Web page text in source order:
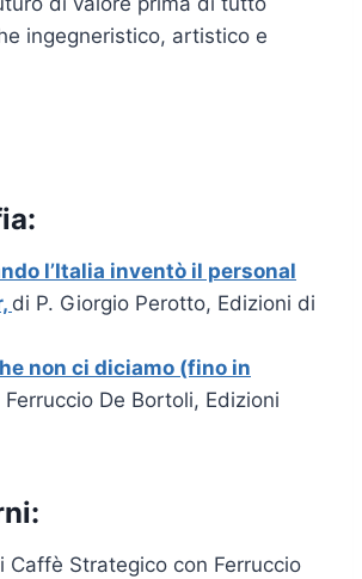
ingegneristico, artistico e
l’Italia inventò il personal
di P. Giorgio Perotto, Edizioni di
non ci diciamo (fino in
Ferruccio De Bortoli, Edizioni
Caffè Strategico con Ferruccio